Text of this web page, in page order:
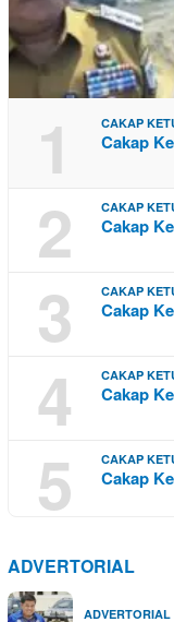
1 CAKAP
Cakap
2 CAKAP
Cakap
3 CAKAP
Cakap
4 CAKAP
Cakap
5 CAKAP
Cakap
ADVERTORIAL
ADVERTORIAL